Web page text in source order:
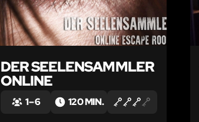
DER SEELENSAMMLER
ONLINE
1 – 6 120 MIN.